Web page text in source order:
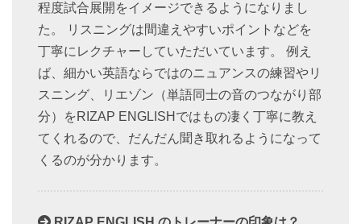
程度試合展開をイメージできるようになりまし
た。 リスニングは間違えやすいポイントなどを
丁寧にレクチャーしていただいています。 例え
ば、細かい英語ならではのニュアンスの練習やリ
スニング、リエゾン（単語同士の音のつながり部
分）をRIZAP ENGLISHではもの凄く丁寧に教え
てくれるので、だんだん聞き取れるようになって
くるのが分かります。